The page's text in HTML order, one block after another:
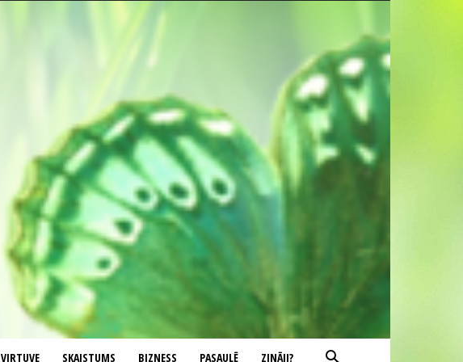
VIRTUVE SKAISTUMS BIZNESS PASAULĒ ZINĀJI?